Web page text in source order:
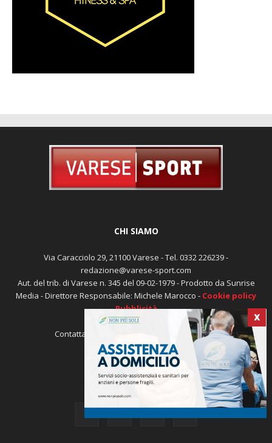
X
CHI SIAMO
Via Caracciolo 29, 21100 Varese - Tel. 0332 226239 -
redazione@varese-sport.com
Aut. del trib. di Varese n. 345 del 09-02-1979 - Prodotto da Sunrise
Media - Direttore Responsabile: Michele Marocco - Cookie policy
Pubblicità
Contattaci: redazione@varese-sport.com
SEGUICI